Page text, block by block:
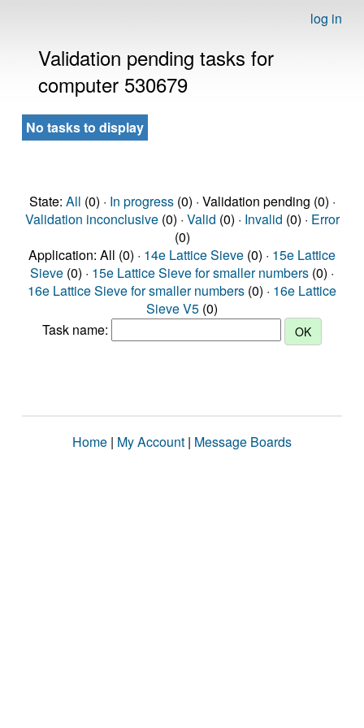
log in
Validation pending tasks for
computer 530679
No tasks to display
State: All (0) · In progress(0) · Validation pending (0) ·
Validation inconclusive(0) · Valid (0) · Invalid (0) · Error
(0)
Application: All (0) · 14e Lattice Sieve (0) · 15e Lattice
Sieve (0) · 15e Lattice Sieve for smaller numbers (0) ·
16e Lattice Sieve for smaller numbers (0) · 16e Lattice
Sieve V5 (0)
Task name:
Home | My Account | Message Boards